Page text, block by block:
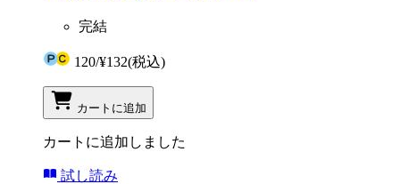
完結
120/¥132(税込)
カートに追加
カートに追加しました
試し読み